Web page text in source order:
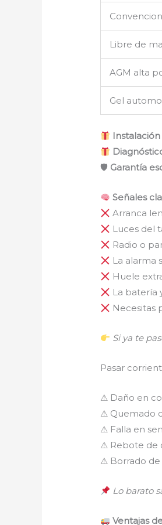
Libre de
AGM alta
Gel
Instalación
🛡 Garantía
Señales
Arranca
Luces del
Radio o
La alarma
Huele
La batería
Necesitas
Si ya te
Pasar
⚠ Daño en
⚠ Quemado
⚠ Falla en
⚠ Rebote de
⚠ Borrado
Lo barato
Ventajas